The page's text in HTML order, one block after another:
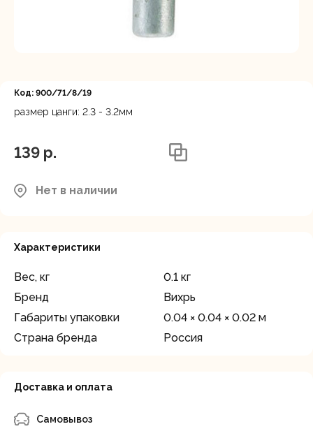
Код: 900/71/8/19
размер цанги: 2.3 - 3.2мм
139 p.
Нет в наличии
Характеристики
Вес, кг
0.1 кг
Бренд
Вихрь
Габариты упаковки
0.04 × 0.04 × 0.02 м
Страна бренда
Россия
Доставка и оплата
Самовывоз